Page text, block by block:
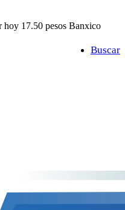
17.50 pesos Banxico
Buscar